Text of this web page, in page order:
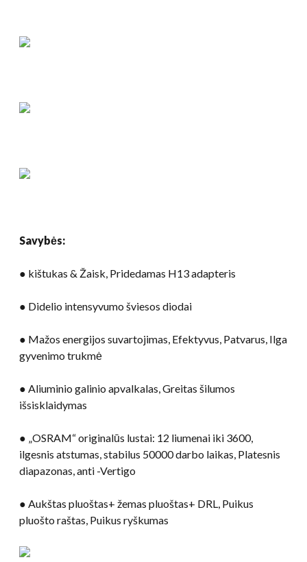
Savybės:
● kištukas & Žaisk, Pridedamas H13 adapteris
● Didelio intensyvumo šviesos diodai
● Mažos energijos suvartojimas, Efektyvus, Patvarus, Ilga
gyvenimo trukmė
● Aliuminio galinio apvalkalas, Greitas šilumos
išsisklaidymas
● „OSRAM“ originalūs lustai: 12 liumenai iki 3600,
ilgesnis atstumas, stabilus 50000 darbo laikas, Platesnis
diapazonas, anti -Vertigo
● Aukštas pluoštas+ žemas pluoštas+ DRL, Puikus
pluošto raštas, Puikus ryškumas